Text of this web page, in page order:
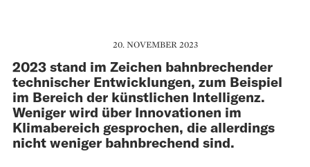
20. NOVEMBER 2023
2023 stand im Zeichen bahnbrechender
tech­nischer Entwicklungen, zum Beispiel
im Bereich der künstlichen Intelligenz.
Weniger wird über Innovationen im
Klimabereich gesprochen, die allerdings
nicht weniger bahnbrechend sind.